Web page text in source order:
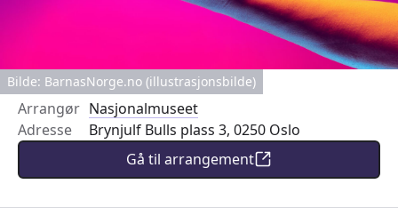
Bilde: BarnasNorge.no (illustrasjonsbilde)
Arrangør Nasjonalmuseet
Adresse
Brynjulf Bulls plass 3, 0250 Oslo
Gå til arrangement